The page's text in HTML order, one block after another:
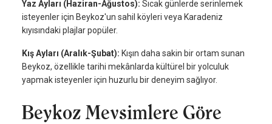
Yaz Ayları (Haziran-Ağustos): Sıcak günlerde serinlemek
isteyenler için Beykoz'un sahil köyleri veya Karadeniz
kıyısındaki plajlar popüler.
Kış Ayları (Aralık-Şubat): Kışın daha sakin bir ortam sunan
Beykoz, özellikle tarihi mekânlarda kültürel bir yolculuk
yapmak isteyenler için huzurlu bir deneyim sağlıyor.
Beykoz Mevsimlere Göre